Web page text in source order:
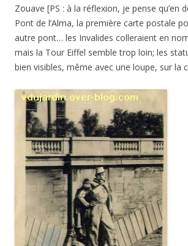
Zouave [PS : à la réflexion, je pense qu’en
Pont de l’Alma, la première carte postale
autre pont… les Invalides colleraient en
mais la Tour Eiffel semble trop loin; les
bien visibles, même avec une loupe, sur la